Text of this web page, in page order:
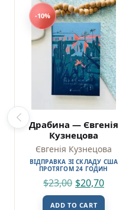
-10%
Драбина — Євгенія
Кузнецова
Євгенія Кузнецова
ВІДПРАВКА ЗІ СКЛАДУ США
ПРОТЯГОМ 24 ГОДИН
$23,00 $20,70
ADD TO CART